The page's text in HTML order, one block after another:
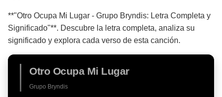
**"Otro Ocupa Mi Lugar - Grupo Bryndis: Letra Completa y
Significado"**. Descubre la letra completa, analiza su
significado y explora cada verso de esta canción.
Otro Ocupa Mi Lugar
Grupo Bryndis